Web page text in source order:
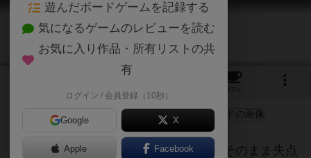
カフェ
ラウンド終了時に手札に残った数字がそのまま失点
遊んだボードゲームを記録する
気になるゲームのレビューを読む
お気に入り作品・所有リストの共
有
ログイン / 会員登録（10秒）
Google X
Apple Facebook